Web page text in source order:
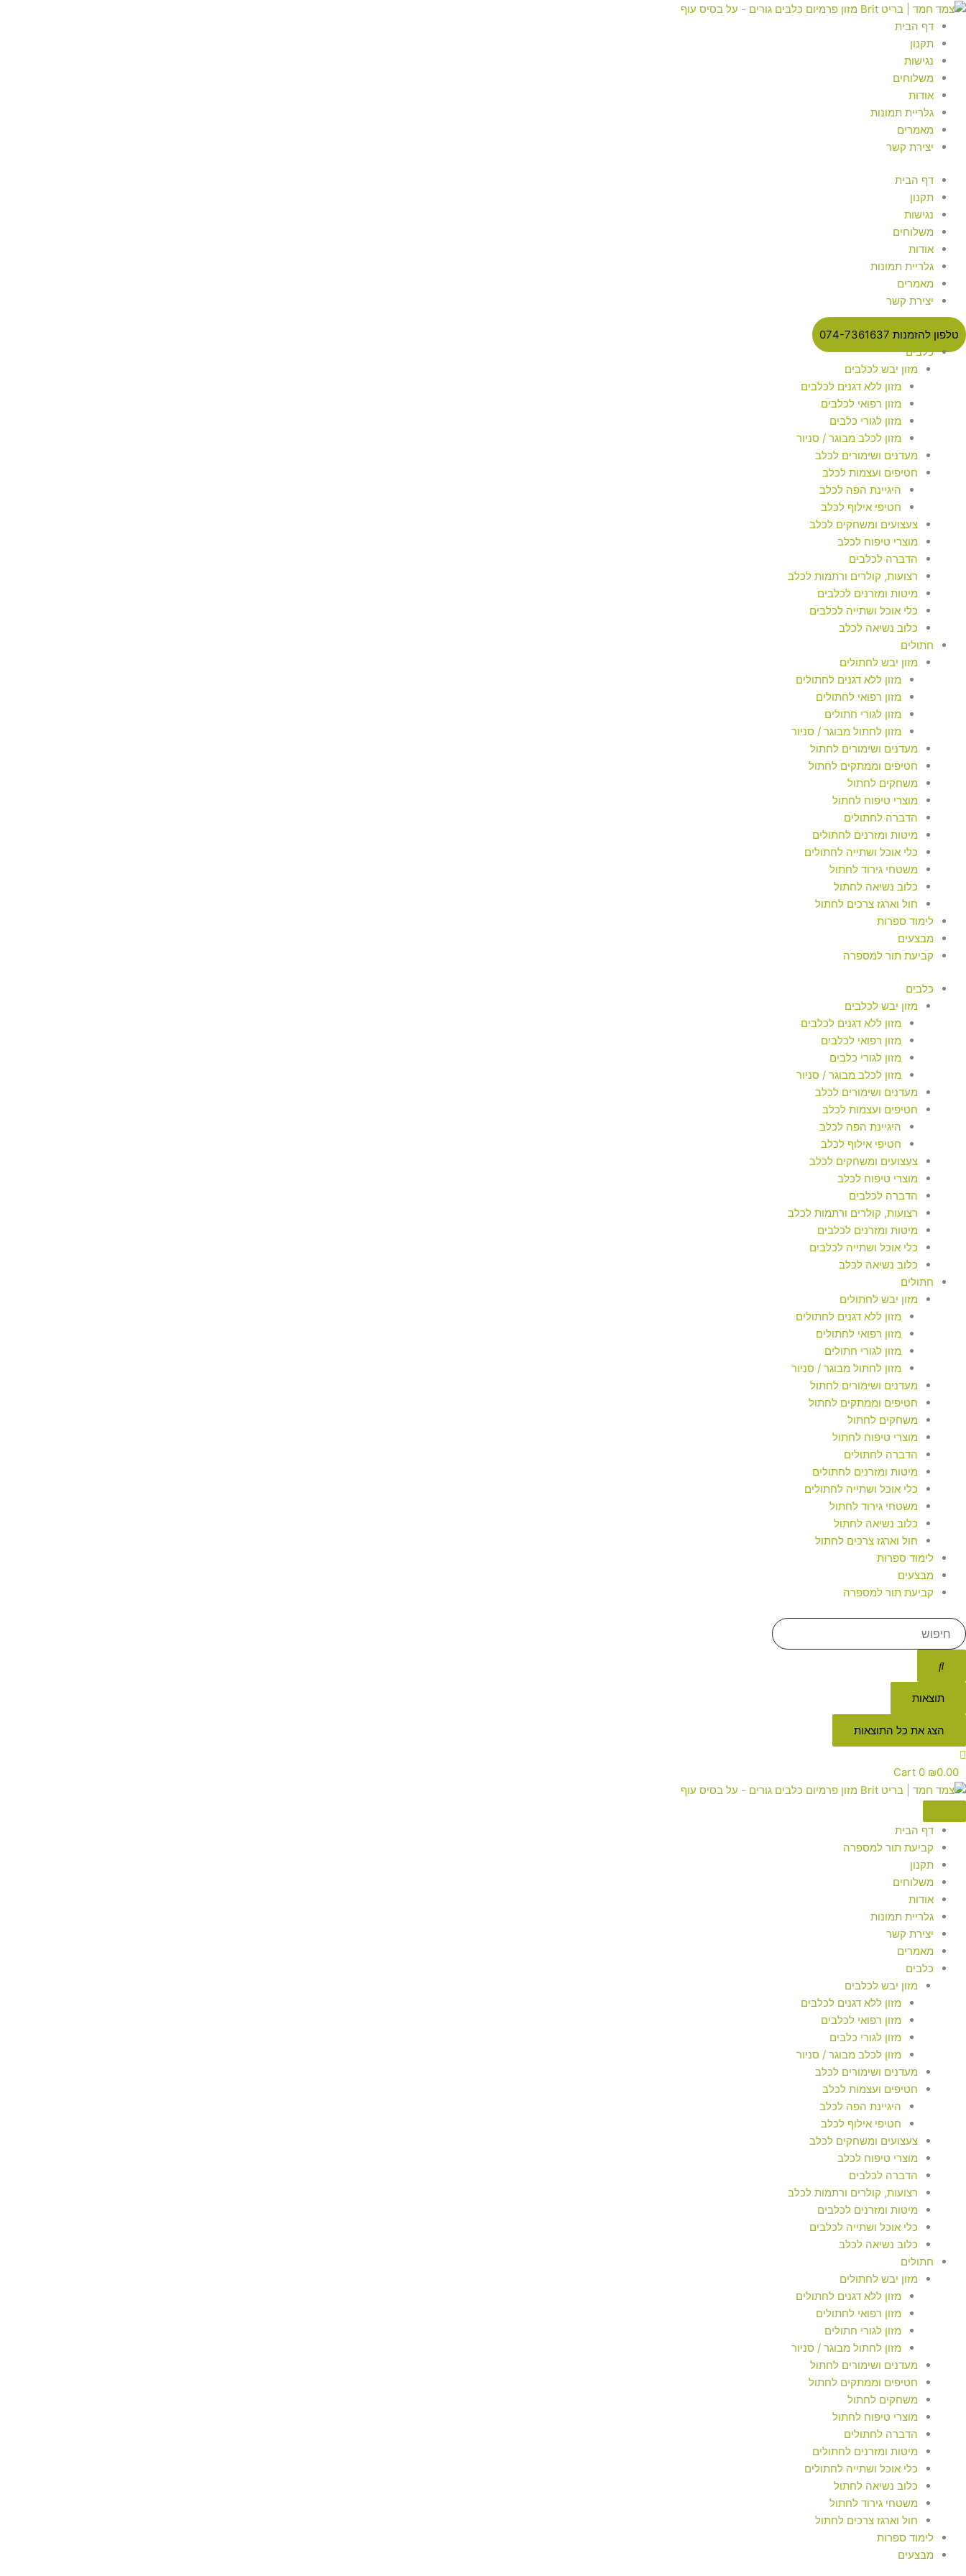
דילוג
לתוכן
דף הבית
תקנון
נגישות
משלוחים
אודות
גלריית תמונות
מאמרים
יצירת קשר
דף הבית
תקנון
נגישות
משלוחים
אודות
גלריית תמונות
מאמרים
יצירת קשר
טלפון להזמנות 074-7361637
כלבים
מזון יבש לכלבים
מזון ללא דגנים לכלבים
מזון רפואי לכלבים
מזון לגורי כלבים
מזון לכלב מבוגר / סניור
מעדנים ושימורים לכלב
חטיפים ועצמות לכלב
היגיינת הפה לכלב
חטיפי אילוף לכלב
צעצועים ומשחקים לכלב
מוצרי טיפוח לכלב
הדברה לכלבים
רצועות, קולרים ורתמות לכלב
מיטות ומזרנים לכלבים
כלי אוכל ושתייה לכלבים
כלוב נשיאה לכלב
חתולים
מזון יבש לחתולים
מזון ללא דגנים לחתולים
מזון רפואי לחתולים
מזון לגורי חתולים
מזון לחתול מבוגר / סניור
מעדנים ושימורים לחתול
חטיפים וממתקים לחתול
משחקים לחתול
מוצרי טיפוח לחתול
הדברה לחתולים
מיטות ומזרנים לחתולים
כלי אוכל ושתייה לחתולים
משטחי גירוד לחתול
כלוב נשיאה לחתול
חול וארגז צרכים לחתול
לימוד ספרות
מבצעים
קביעת תור למספרה
כלבים
מזון יבש לכלבים
מזון ללא דגנים לכלבים
מזון רפואי לכלבים
מזון לגורי כלבים
מזון לכלב מבוגר / סניור
מעדנים ושימורים לכלב
חטיפים ועצמות לכלב
היגיינת הפה לכלב
חטיפי אילוף לכלב
צעצועים ומשחקים לכלב
מוצרי טיפוח לכלב
הדברה לכלבים
רצועות, קולרים ורתמות לכלב
מיטות ומזרנים לכלבים
כלי אוכל ושתייה לכלבים
כלוב נשיאה לכלב
חתולים
מזון יבש לחתולים
מזון ללא דגנים לחתולים
מזון רפואי לחתולים
מזון לגורי חתולים
מזון לחתול מבוגר / סניור
מעדנים ושימורים לחתול
חטיפים וממתקים לחתול
משחקים לחתול
מוצרי טיפוח לחתול
הדברה לחתולים
מיטות ומזרנים לחתולים
כלי אוכל ושתייה לחתולים
משטחי גירוד לחתול
כלוב נשיאה לחתול
חול וארגז צרכים לחתול
לימוד ספרות
מבצעים
קביעת תור למספרה
Search
תוצאות
הצג את כל התוצאות
₪0.00
0
Cart
דף הבית
קביעת תור למספרה
תקנון
משלוחים
אודות
גלריית תמונות
יצירת קשר
מאמרים
כלבים
מזון יבש לכלבים
מזון ללא דגנים לכלבים
מזון רפואי לכלבים
מזון לגורי כלבים
מזון לכלב מבוגר / סניור
מעדנים ושימורים לכלב
חטיפים ועצמות לכלב
היגיינת הפה לכלב
חטיפי אילוף לכלב
צעצועים ומשחקים לכלב
מוצרי טיפוח לכלב
הדברה לכלבים
רצועות, קולרים ורתמות לכלב
מיטות ומזרנים לכלבים
כלי אוכל ושתייה לכלבים
כלוב נשיאה לכלב
חתולים
מזון יבש לחתולים
מזון ללא דגנים לחתולים
מזון רפואי לחתולים
מזון לגורי חתולים
מזון לחתול מבוגר / סניור
מעדנים ושימורים לחתול
חטיפים וממתקים לחתול
משחקים לחתול
מוצרי טיפוח לחתול
הדברה לחתולים
מיטות ומזרנים לחתולים
כלי אוכל ושתייה לחתולים
כלוב נשיאה לחתול
משטחי גירוד לחתול
חול וארגז צרכים לחתול
לימוד ספרות
מבצעים
Search